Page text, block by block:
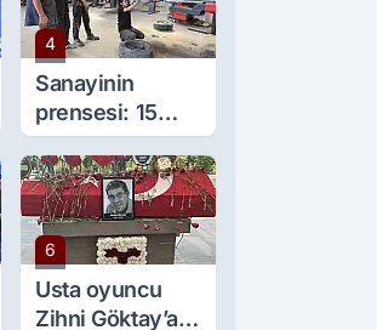
4
Sanayinin
prensesi: 15
yaşında 5 çırağı
var
6
Usta oyuncu
Zihni Göktay’a